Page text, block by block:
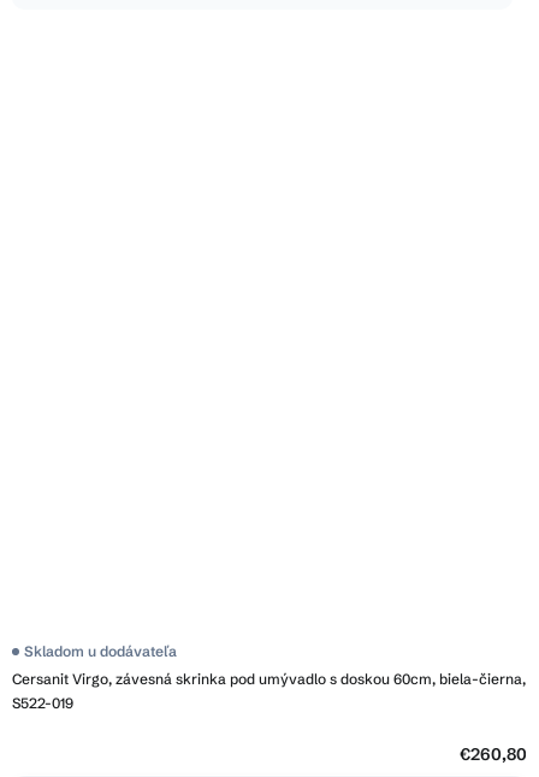
Cersanit Virgo, závesná skrinka pod umývadlo s doskou 60cm, biela-čierna,
S522-019
Skladom u dodávateľa
€260,80